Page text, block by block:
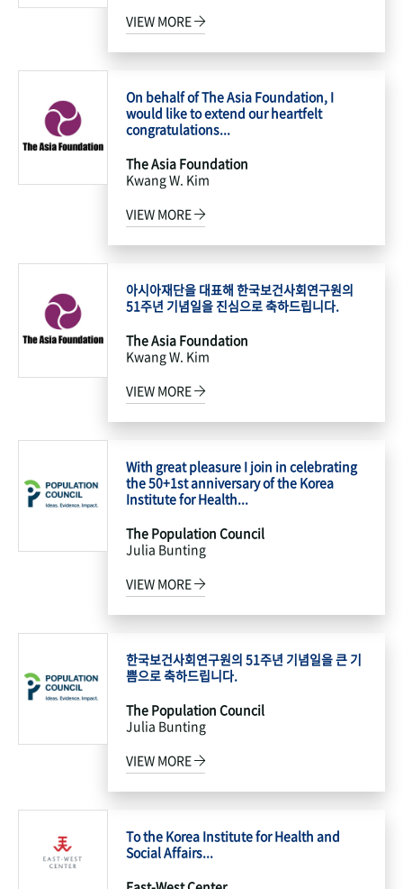
VIEW MORE
On behalf of The Asia Foundation, I
would like to extend our heartfelt
congratulations...
The Asia Foundation
Kwang W. Kim
VIEW MORE
아시아재단을 대표해 한국보건사회연구원의
51주년 기념일을 진심으로 축하드립니다.
The Asia Foundation
Kwang W. Kim
VIEW MORE
With great pleasure I join in celebrating
the 50+1st anniversary of the Korea
Institute for Health...
The Population Council
Julia Bunting
VIEW MORE
한국보건사회연구원의 51주년 기념일을 큰 기
쁨으로 축하드립니다.
The Population Council
Julia Bunting
VIEW MORE
To the Korea Institute for Health and
Social Affairs...